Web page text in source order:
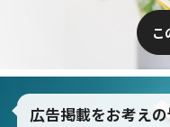
こ
広告掲載をお考えの